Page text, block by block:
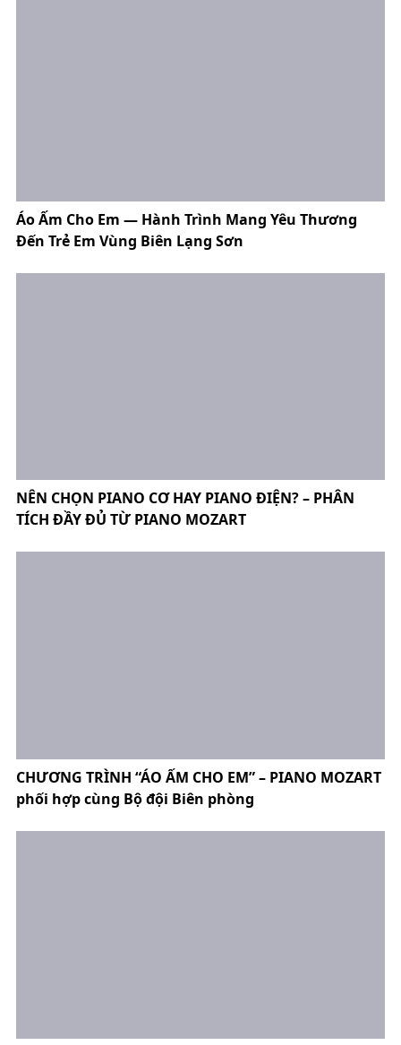
Áo Ấm Cho Em — Hành Trình Mang Yêu Thương
Đến Trẻ Em Vùng Biên Lạng Sơn
NÊN CHỌN PIANO CƠ HAY PIANO ĐIỆN? – PHÂN
TÍCH ĐẦY ĐỦ TỪ PIANO MOZART
CHƯƠNG TRÌNH “ÁO ẤM CHO EM” – PIANO MOZART
phối hợp cùng Bộ đội Biên phòng